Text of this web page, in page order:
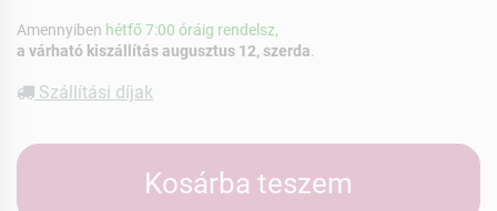
Amennyiben hétfő 7:00 óráig rendelsz,
a várható kiszállítás augusztus 12, szerda
Szállítási díjak
Kosárba teszem